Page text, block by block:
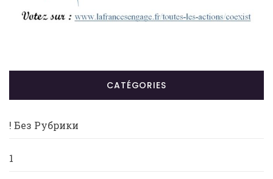
CATÉGORIES
! Без Рубрики
1